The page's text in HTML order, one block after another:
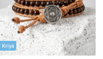
Kriya